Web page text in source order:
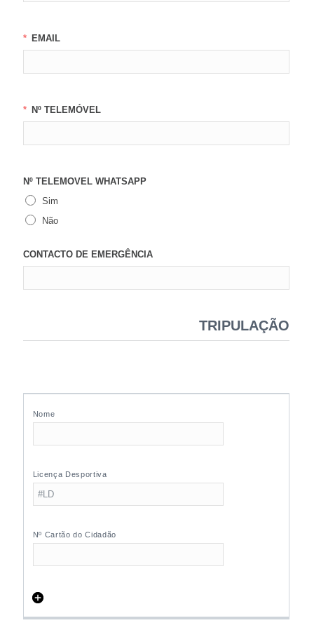
EMAIL
Nº TELEMÓVEL
Nº TELEMOVEL WHATSAPP
Sim
Não
CONTACTO DE EMERGÊNCIA
TRIPULAÇÃO